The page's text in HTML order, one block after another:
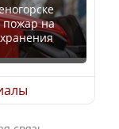
объектом
наследия,
под
на